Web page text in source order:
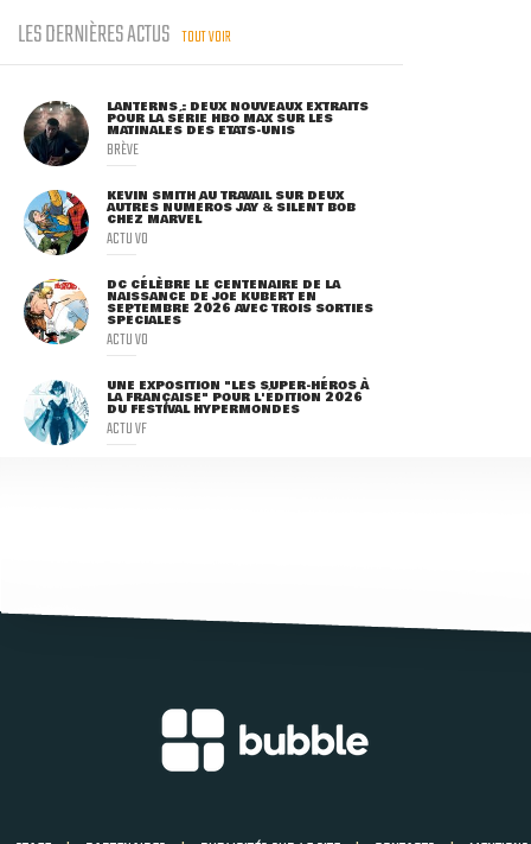
LES DERNIÈRES ACTUS TOUT VOIR
LANTERNS : DEUX NOUVEAUX EXTRAITS
POUR LA SÉRIE HBO MAX SUR LES
MATINALES DES ETATS-UNIS
BRÈVE
KEVIN SMITH AU TRAVAIL SUR DEUX
AUTRES NUMÉROS JAY & SILENT BOB
CHEZ MARVEL
ACTU VO
DC CÉLÈBRE LE CENTENAIRE DE LA
NAISSANCE DE JOE KUBERT EN
SEPTEMBRE 2026 AVEC TROIS SORTIES
SPÉCIALES
ACTU VO
UNE EXPOSITION "LES SUPER-HÉROS À
LA FRANÇAISE" POUR L'ÉDITION 2026
DU FESTIVAL HYPERMONDES
ACTU VF